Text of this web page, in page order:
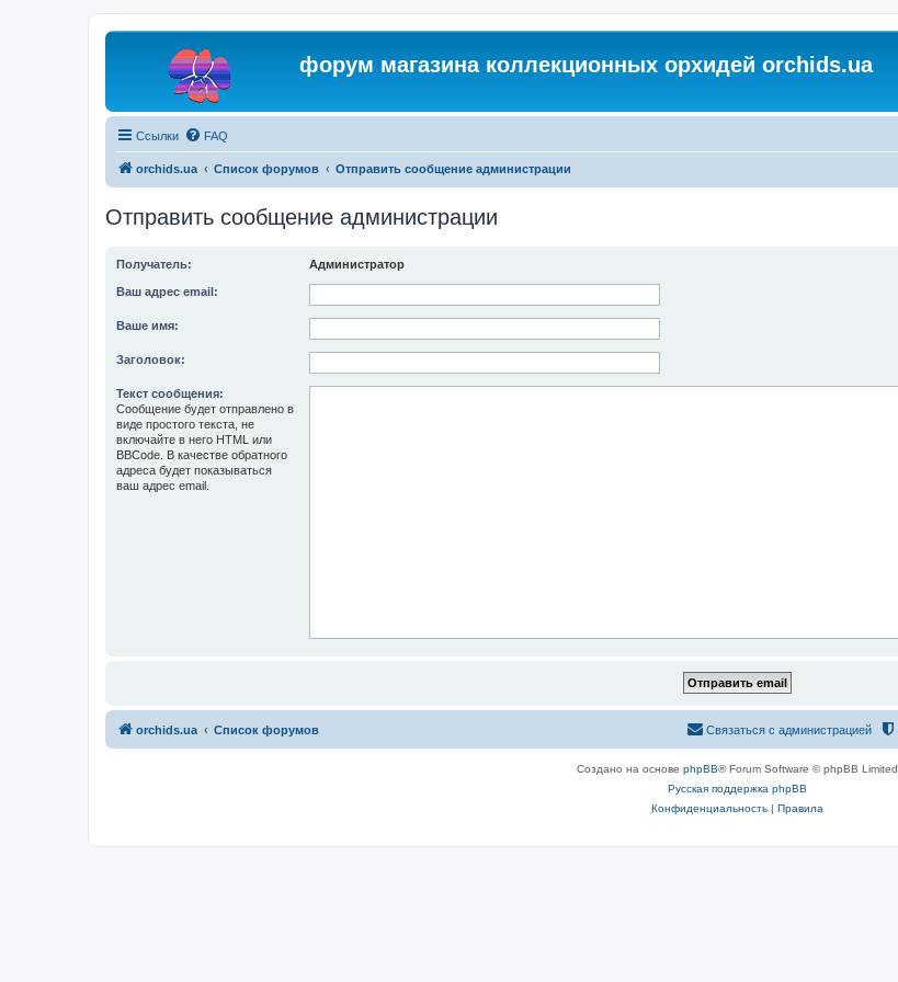
форум магазина коллекционных орхидей orchids.ua
Ссылки FAQ
orchids.ua Список форумов Отправить сообщение администрации
Отправить сообщение администрации
Получатель: Администратор
Ваш адрес email:
Ваше имя:
Заголовок:
Текст сообщения:
Сообщение будет отправлено в
виде простого текста, не
включайте в него HTML или
BBCode. В качестве обратного
адреса будет показываться
ваш адрес email.
orchids.ua Список форумов Связаться с администрацией
Создано на основе phpBB® Forum Software © phpBB Limited
Русская поддержка phpBB
Конфиденциальность| Правила